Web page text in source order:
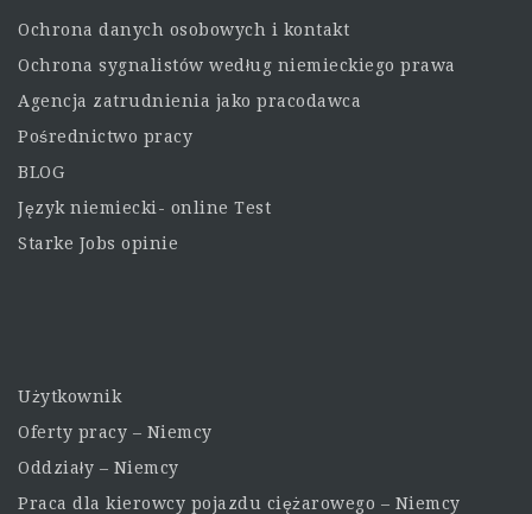
Ochrona danych osobowych i kontakt
Ochrona sygnalistów według niemieckiego prawa
Agencja zatrudnienia jako pracodawca
Pośrednictwo pracy
BLOG
Język niemiecki- online Test
Starke Jobs opinie
Użytkownik
Oferty pracy – Niemcy
Oddziały – Niemcy
Praca dla kierowcy pojazdu ciężarowego – Niemcy